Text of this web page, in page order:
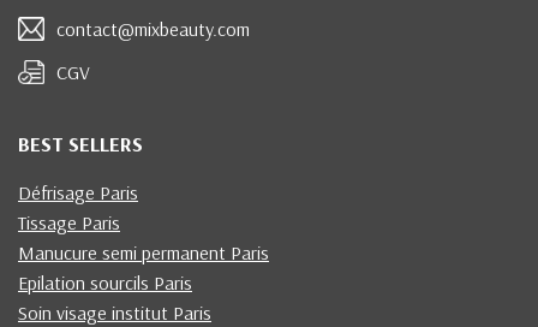
contact@mixbeauty.com
CGV
BEST SELLERS
Défrisage Paris
Tissage Paris
Manucure semi permanent Paris
Epilation sourcils Paris
Soin visage institut Paris